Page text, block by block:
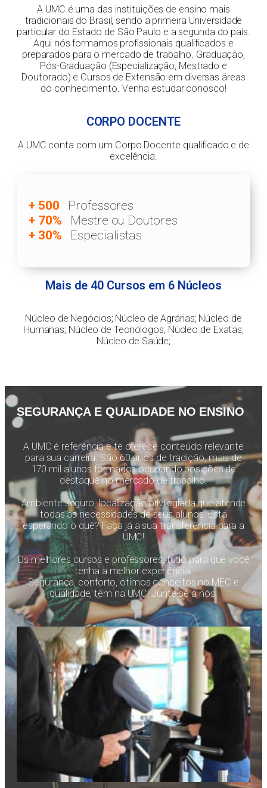
A UMC é uma das instituições de ensino mais
tradicionais do Brasil, sendo a primeira Universidade
particular do Estado de São Paulo e a segunda do país.
Aqui nós formamos profissionais qualificados e
preparados para o mercado de trabalho. Graduação,
Pós-Graduação (Especialização, Mestrado e
Doutorado) e Cursos de Extensão em diversas áreas
do conhecimento. Venha estudar conosco!
CORPO DOCENTE
A UMC conta com um Corpo Docente qualificado e de
excelência.
+ 500 Professores
+ 70%
Mestre ou Doutores
+ 30%
Especialistas
Mais de 40 Cursos em 6 Núcleos
Núcleo de Negócios; Núcleo de Agrárias; Núcleo de
Humanas; Núcleo de Tecnólogos; Núcleo de Exatas;
Núcleo de Saúde;
SEGURANÇA E QUALIDADE NO ENSINO
A UMC é referência e te oferece conteúdo relevante
para sua carreira. São 60 anos de tradição, mais de
170 mil alunos formados ocupando posições de
destaque no mercado de trabalho.
Ambiente seguro, localização privilegiada que atende
todas as necessidades de seus alunos. Está
esperando o quê? Faça já a sua transferência para a
UMC!
Os melhores cursos e professores, tudo para que você
tenha a melhor experiência.
Segurança, conforto, ótimos conceitos no MEC e
qualidade, têm na UMC! Junte-se a nós.